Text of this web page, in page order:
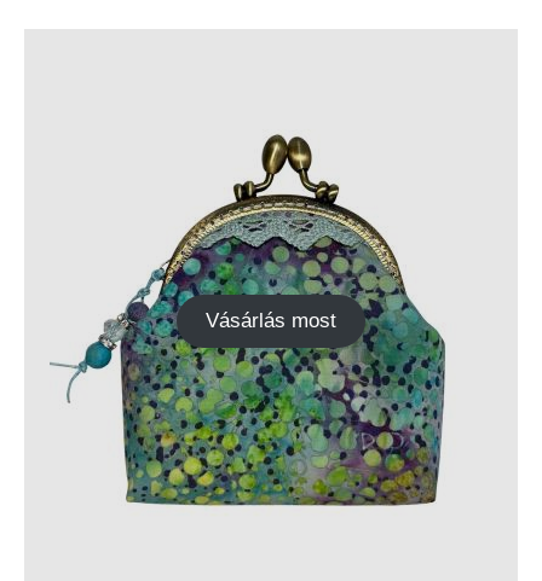
Vásárlás most